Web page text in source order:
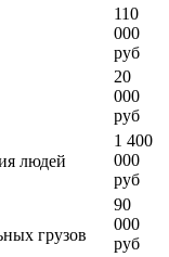
110
000
руб
20
000
руб
людей
1 400
000
руб
грузов
90
000
руб